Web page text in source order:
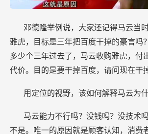
邓德隆举例说，大家还记得马云当
雅虎，目标是三年把百度干掉的豪言吗
多少个三年过去了，马云收购雅虎，付
代价。目的是要干掉百度，请问现在干
用定位的视野，该如何解释马云为
马云能力不行吗？没钱吗？没技术
不是。唯一的原因就是顾客认知，消费